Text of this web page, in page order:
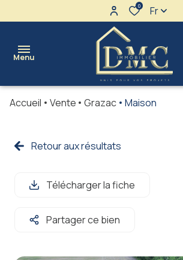
0 Fr
Menu
appartements
Ventes
Accueil Vente Grazac Maison
Retour aux résultats
Télécharger la fiche
Partager ce bien